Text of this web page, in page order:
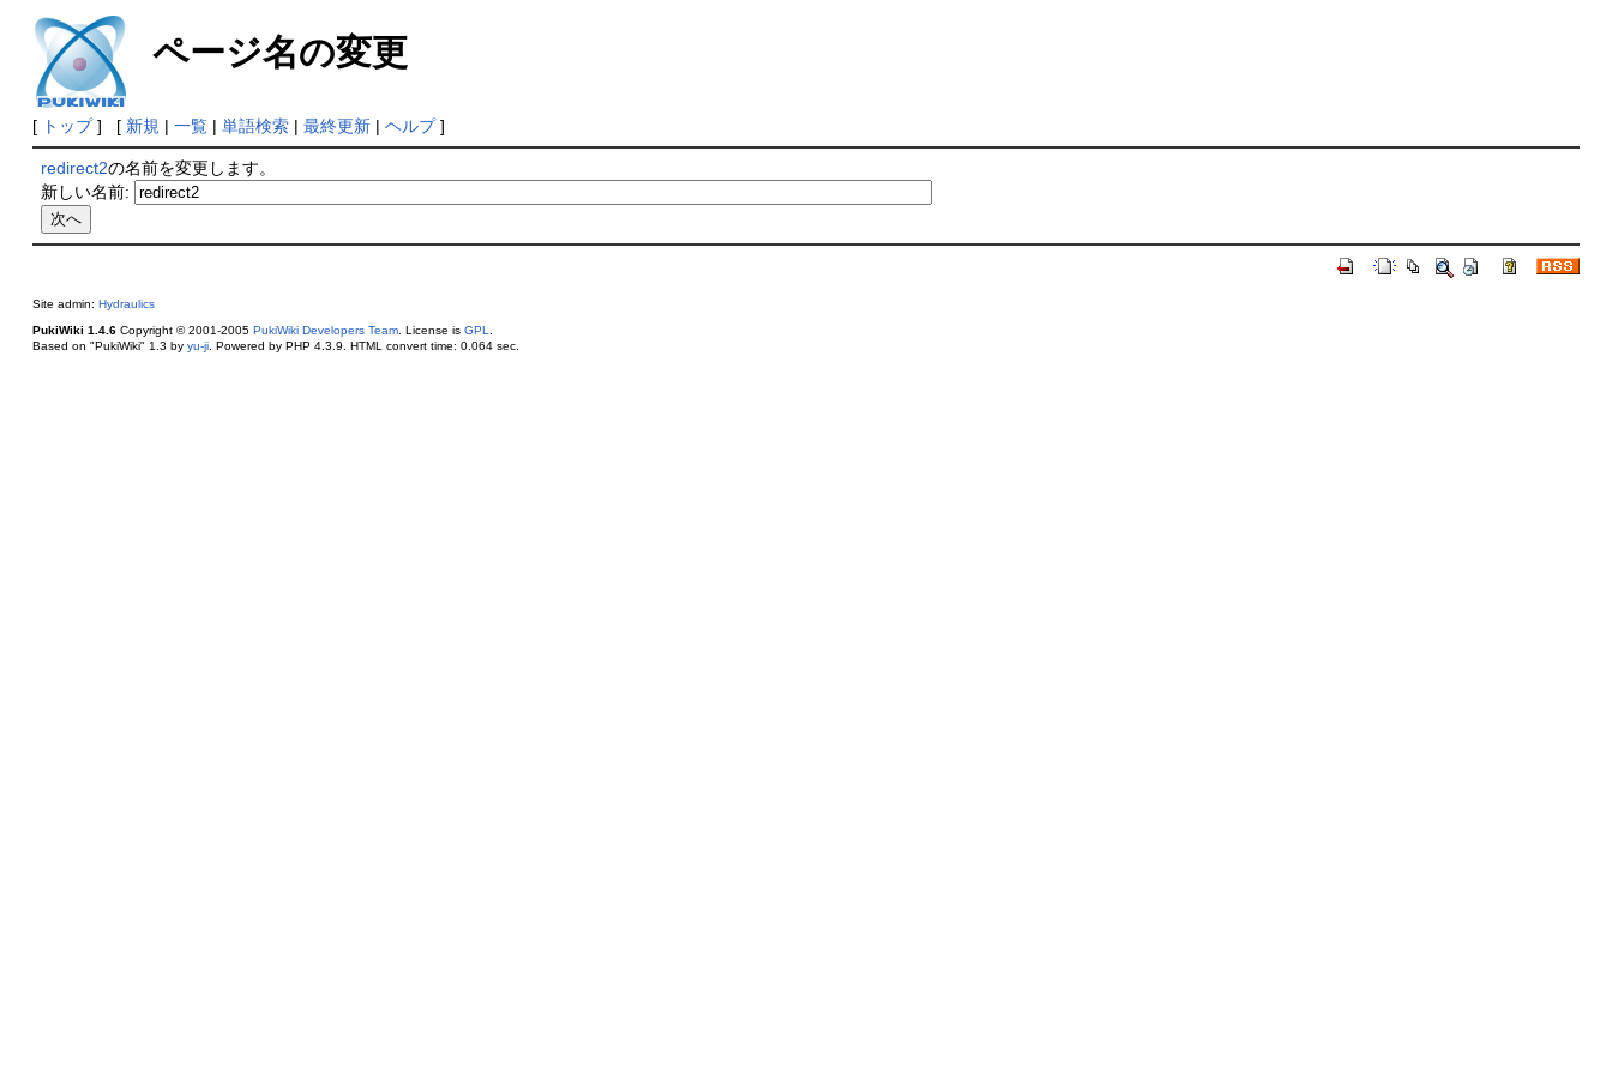
ページ名の変更
[ トップ] [ 新規 | 一覧| 単語検索| 最終更新| ヘルプ]
redirect2の名前を変更します。
新しい名前:
Site admin: Hydraulics
PukiWiki 1.4.6Copyright © 2001-2005 PukiWiki Developers Team. License is GPL
Based on "PukiWiki" 1.3 by yu-ji. Powered by PHP 4.3.9. HTML convert time: 0.064 sec.